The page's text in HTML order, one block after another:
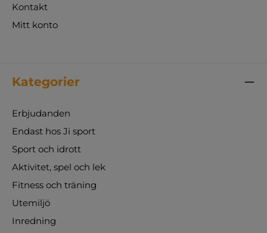
Kontakt
Mitt konto
Kategorier
Erbjudanden
Endast hos Ji sport
Sport och idrott
Aktivitet, spel och lek
Fitness och träning
Utemiljö
Inredning